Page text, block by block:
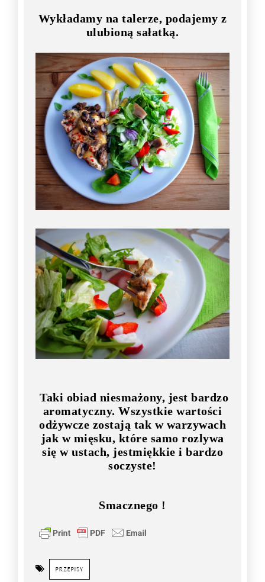
Wykładamy na talerze, podajemy z
ulubioną sałatką.
Taki obiad niesmażony, jest bardzo
aromatyczny. Wszystkie wartości
odżywcze zostają tak w warzywach
jak w mięsku, które samo rozlywa
się w ustach, jestmiękkie i bardzo
soczyste!
Smacznego !
PRZEPISY